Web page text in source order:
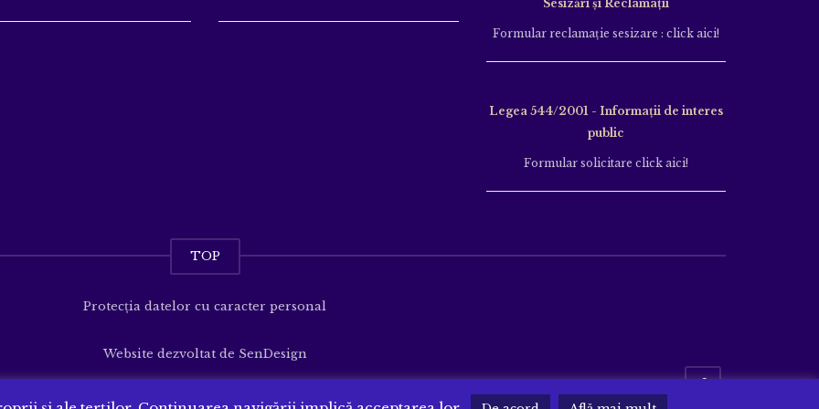
Sesizări și Reclamații
Formular reclamație sesizare : click aici!
Legea 544/2001 - Informații de interes
public
Formular solicitare click aici!
TOP
Protecția datelor cu caracter personal
Website dezvoltat de SenDesign